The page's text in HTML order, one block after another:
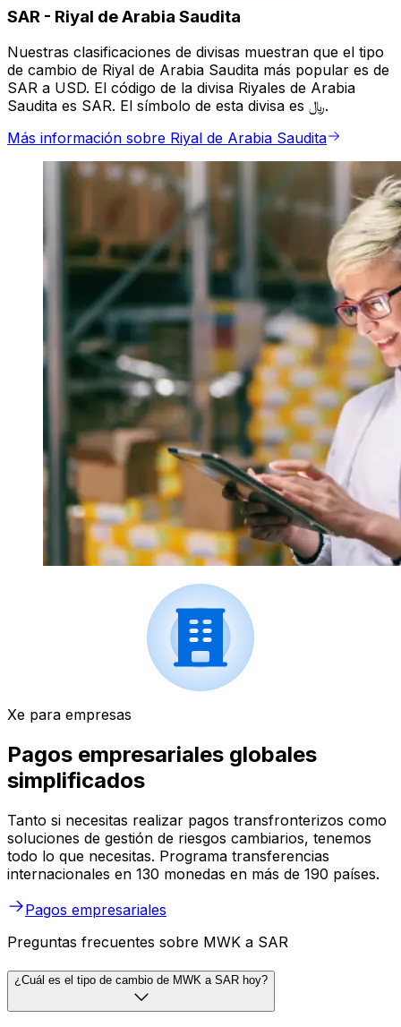
SAR - Riyal de Arabia Saudita
Nuestras clasificaciones de divisas muestran que el tipo
de cambio de Riyal de Arabia Saudita más popular es de
SAR a USD. El código de la divisa Riyales de Arabia
Saudita es SAR. El símbolo de esta divisa es ﷼.
Más información sobre Riyal de Arabia Saudita
Xe para empresas
Pagos empresariales globales
simplificados
Tanto si necesitas realizar pagos transfronterizos como
soluciones de gestión de riesgos cambiarios, tenemos
todo lo que necesitas. Programa transferencias
internacionales en 130 monedas en más de 190 países.
Pagos empresariales
Preguntas frecuentes sobre MWK a SAR
¿Cuál es el tipo de cambio de MWK a SAR hoy?